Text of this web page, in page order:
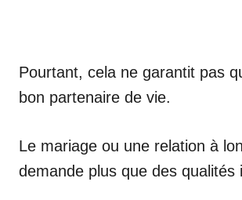
Pourtant, cela ne garantit pas
bon partenaire de vie.
Le mariage ou une relation à
demande plus que des qualités